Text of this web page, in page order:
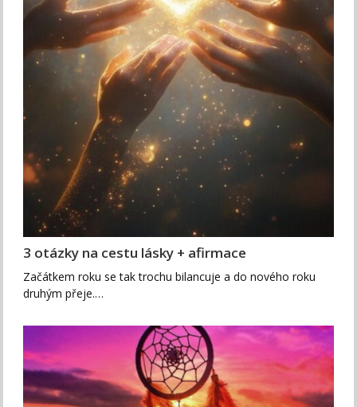
3 otázky na cestu lásky + afirmace
Začátkem roku se tak trochu bilancuje a do nového roku
druhým přeje.…